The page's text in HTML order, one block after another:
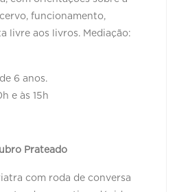
funcionamento,
livre aos livros. Mediação:
6 anos.
e às 15h
Prateado
com roda de conversa